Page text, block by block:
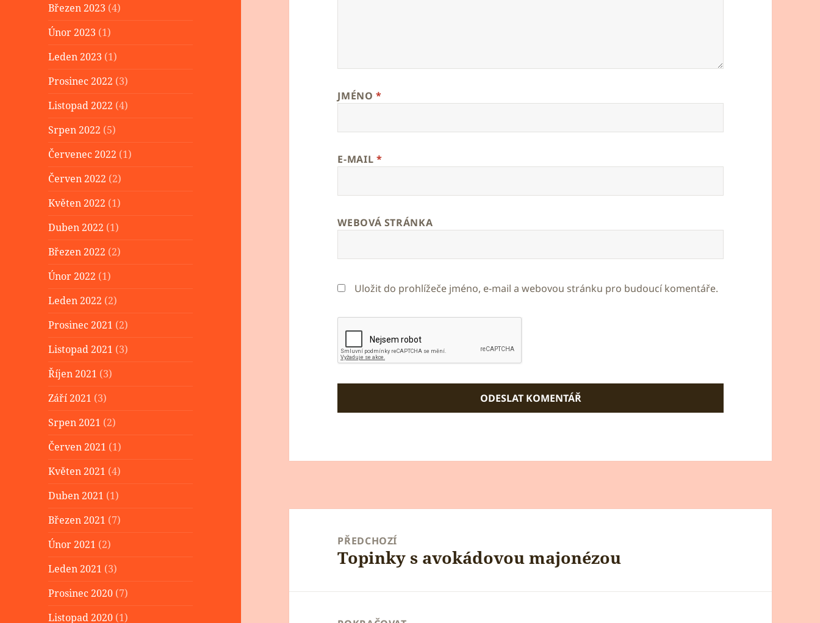
Březen 2023 (4)
Únor 2023 (1)
Leden 2023 (1)
Prosinec 2022 (3)
Listopad 2022 (4)
Srpen 2022 (5)
Červenec 2022 (1)
Červen 2022 (2)
Květen 2022 (1)
Duben 2022 (1)
Březen 2022 (2)
Únor 2022 (1)
Leden 2022 (2)
Prosinec 2021 (2)
Listopad 2021 (3)
Říjen 2021 (3)
Září 2021 (3)
Srpen 2021 (2)
Červen 2021 (1)
Květen 2021 (4)
Duben 2021 (1)
Březen 2021 (7)
Únor 2021 (2)
Leden 2021 (3)
Prosinec 2020 (7)
Listopad 2020 (1)
JMÉNO*
E-MAIL *
WEBOVÁ STRÁNKA
Uložit do prohlížeče jméno, e-mail a webovou stránku pro budoucí komentáře.
příspěvek
PŘEDCHOZÍ
Předchozí
Topinky s avokádovou majonézou